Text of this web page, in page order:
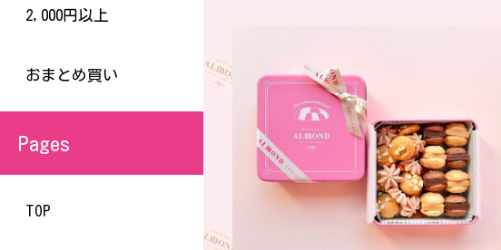
Pages
TOP
2,000円以上
おまとめ買い